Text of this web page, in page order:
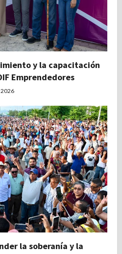
y la capacitación
Emprendedores
2026
la soberanía y la